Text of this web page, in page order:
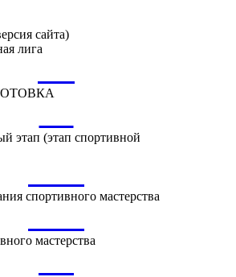
сайта)
лига
этап (этап спортивной
спортивного мастерства
мастерства